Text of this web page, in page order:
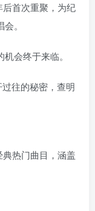
首次重聚，为纪
。
会终于来临。
往的秘密，查明
热门曲目，涵盖